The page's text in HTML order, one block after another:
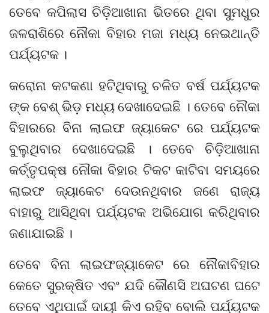
ତେବେ କପିଲାସ ଚିଡ଼ିଆଖାନା ଭିତରେ ଥିବା ସୁମଧୁର
ଜଳରାଶିରେ ନୌକା ବିହାର ମଜା ମଧ୍ୟ ନେଇଥାନ୍ତି
ପର୍ଯ୍ୟଟକ ।
କରୋନା କଟକଣା ହଟିଥିବାରୁ ଚଳିତ ବର୍ଷ ପର୍ଯ୍ୟଟକ
ଙ୍କ ବେଶ୍ ଭିଡ଼ ମଧ୍ୟ ଦେଖାଦେଇଛି । ତେବେ ନୌକା
ବିହାରରେ ବିନା ଲାଇଫ ଜ୍ୟାକେଟ ରେ ପର୍ଯ୍ୟଟକ
ବୁଲୁଥିବାର ଦେଖାଦେଇଛି । ତେବେ ଚିଡ଼ିଆଖାନା
କର୍ତ୍ତୃପକ୍ଷ ନୌକା ବିହାର ଟିକଟ କାଟିବା ସମୟରେ
ଲାଇଫ ଜ୍ୟାକେଟ ଦେଉନଥିବାର ଜଣେ ରାଜ୍ୟ
ବାହାରୁ ଆସିଥିବା ପର୍ଯ୍ୟଟକ ଅଭିଯୋଗ କରିଥିବାର
ଜଣାଯାଇଛି ।
ତେବେ ବିନା ଲାଇଫଜ୍ୟାକେଟ ରେ ନୌକାବିହାର
କେତେ ସୁରକ୍ଷିତ ଏବଂ ଯଦି କୌଣସି ଅଘଟଣ ଘଟେ
ତେବେ ଏଥିପାଇଁ ଦାୟୀ କିଏ ରହିବ ବୋଲି ପର୍ଯ୍ୟଟକ